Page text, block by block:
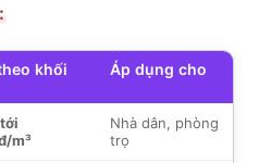
khối
Áp dụng cho
m³
Nhà dân, phòng
trọ